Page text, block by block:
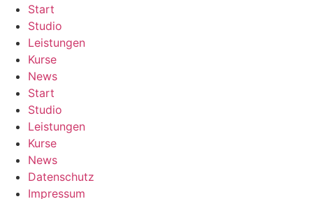
Start
Studio
Leistungen
Kurse
News
Start
Studio
Leistungen
Kurse
News
Datenschutz
Impressum